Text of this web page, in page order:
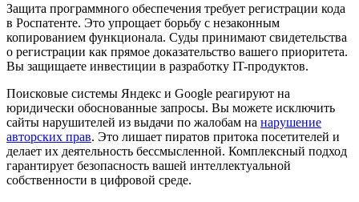
Защита программного обеспечения требует регистрации кода
в Роспатенте. Это упрощает борьбу с незаконным
копированием функционала. Суды принимают свидетельства
о регистрации как прямое доказательство вашего приоритета.
Вы защищаете инвестиции в разработку IT-продуктов.
Поисковые системы Яндекс и Google реагируют на
юридически обоснованные запросы. Вы можете исключить
сайты нарушителей из выдачи по жалобам на нарушение
авторских прав. Это лишает пиратов притока посетителей и
делает их деятельность бессмысленной. Комплексный подход
гарантирует безопасность вашей интеллектуальной
собственности в цифровой среде.